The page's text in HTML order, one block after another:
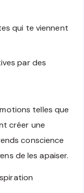
qui te viennent
par des
telles que
créer une
conscience
de les apaiser.